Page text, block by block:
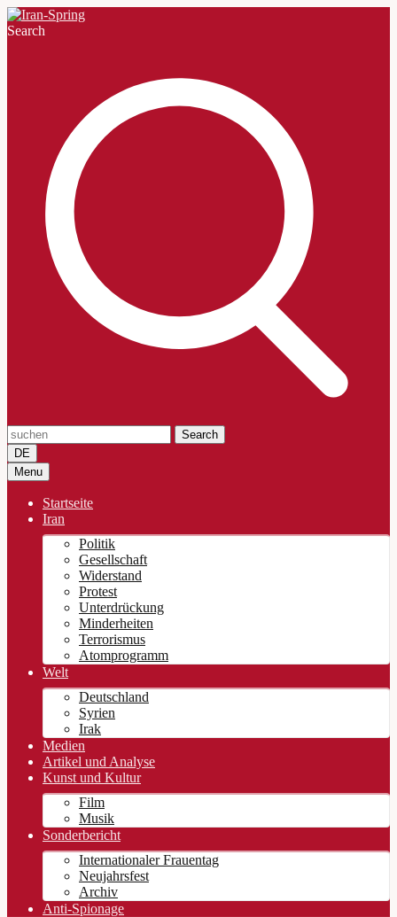
Search
Search
DE
Menu
Startseite
Iran
Politik
Gesellschaft
Widerstand
Protest
Unterdrückung
Minderheiten
Terrorismus
Atomprogramm
Welt
Deutschland
Syrien
Irak
Medien
Artikel und Analyse
Kunst und Kultur
Film
Musik
Sonderbericht
Internationaler Frauentag
Neujahrsfest
Archiv
Anti-Spionage